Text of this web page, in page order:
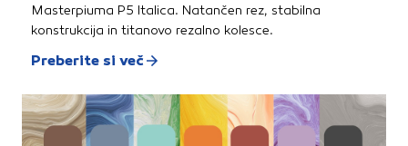
Masterpiuma P5 Italica. Natančen rez, stabilna
konstrukcija in titanovo rezalno kolesce.
Preberite si več